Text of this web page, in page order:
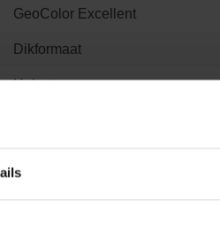
GeoColor Excellent
Dikformaat
Helesteen